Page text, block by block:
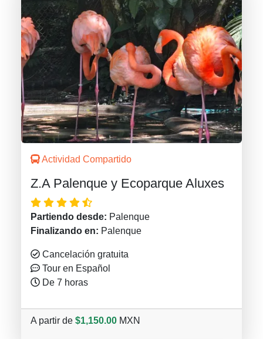
Actividad Compartido
Z.A Palenque y Ecoparque Aluxes
Partiendo desde: Palenque
Finalizando en: Palenque
Cancelación gratuita
Tour en Español
De 7 horas
A partir de $1,150.00 MXN